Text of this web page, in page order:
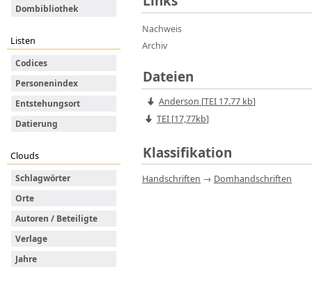
Dombibliothek
Listen
Codices
Personenindex
Entstehungsort
Datierung
Clouds
Schlagwörter
Orte
Autoren / Beteiligte
Verlage
Jahre
Nachweis
Archiv
Dateien
Anderson [TEI 17.77 kb]
TEI [17,77kb]
Klassifikation
Handschriften → Domhandschriften